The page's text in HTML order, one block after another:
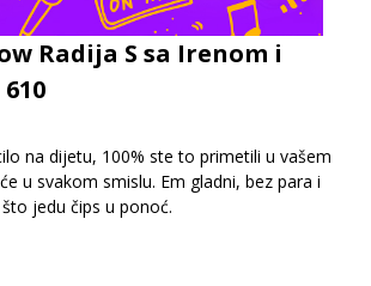
Radija S sa Irenom i
na dijetu, 100% ste to primetili u vašem
u svakom smislu. Em gladni, bez para i
jedu čips u ponoć.